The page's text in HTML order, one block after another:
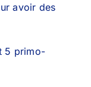
avoir des
5 primo-